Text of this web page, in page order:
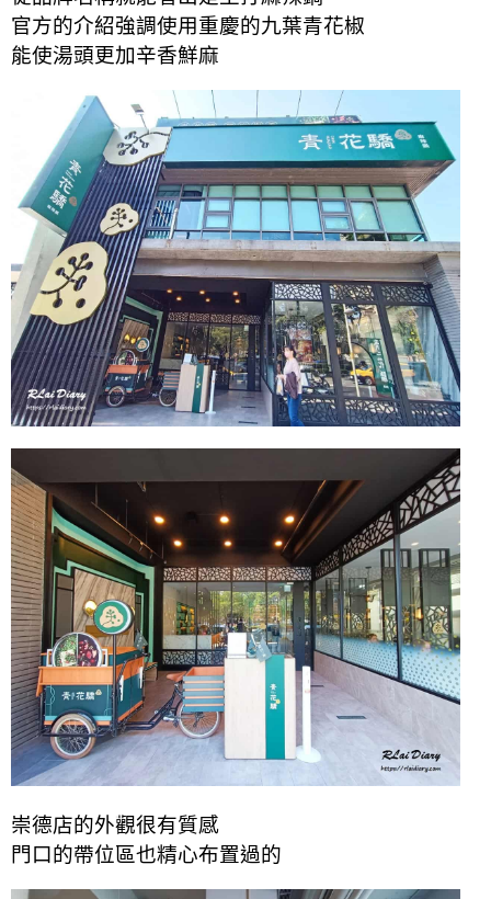
官方的介紹強調使用重慶的九葉青花椒
能使湯頭更加辛香鮮麻
崇德店的外觀很有質感
門口的帶位區也精心布置過的